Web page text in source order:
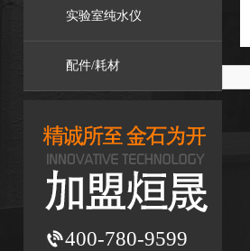
实验室纯水仪
配件/耗材
400-780-9599